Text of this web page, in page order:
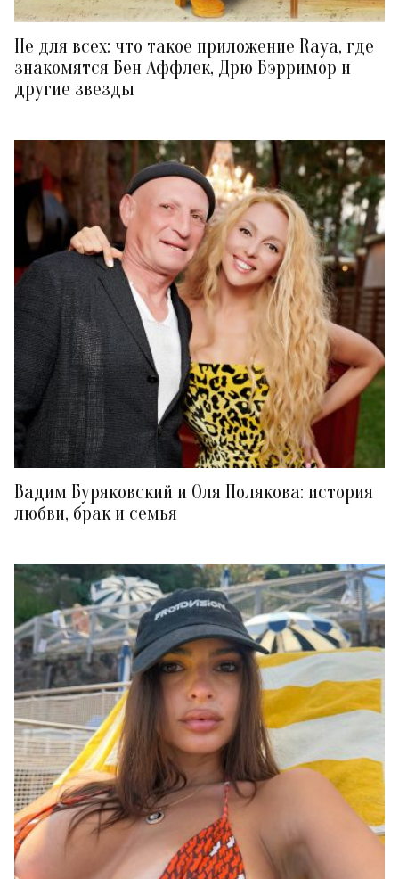
Не для всех: что такое приложение Raya, где
знакомятся Бен Аффлек, Дрю Бэрримор и
другие звезды
Вадим Буряковский и Оля Полякова: история
любви, брак и семья